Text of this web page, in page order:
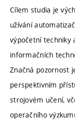
Cílem studia je
užívání
výpočetní techniky
informačních
Značná pozornost
perspektivním
strojovém učení,
operačního